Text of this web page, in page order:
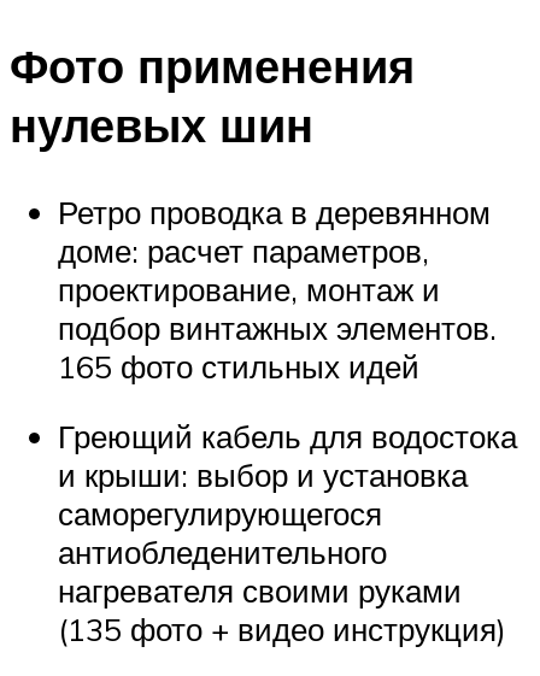
Фото применения
нулевых шин
Ретро проводка в деревянном
доме: расчет параметров,
проектирование, монтаж и
подбор винтажных элементов.
165 фото стильных идей
Греющий кабель для водостока
и крыши: выбор и установка
саморегулирующегося
антиобледенительного
нагревателя своими руками
(135 фото + видео инструкция)